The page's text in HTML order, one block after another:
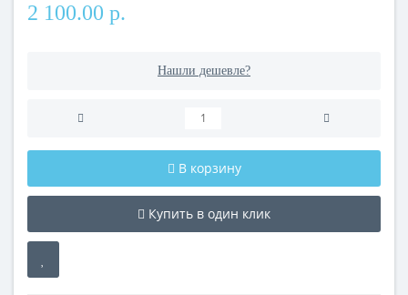
2 100.00 р.
Нашли дешевле?
В корзину
Купить в один клик